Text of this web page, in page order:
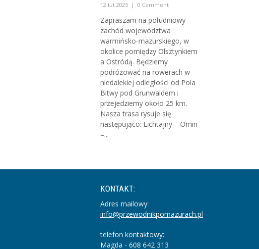
12 lut 2025 | 0 Comment
Zapraszam na południowy
zachód województwa
warmińsko-mazurskiego, w
okolice pomiędzy Olsztynkiem
a Ostródą. Będziemy
podróżować na rowerach w
niedalekiej odległości od Pola
Bitwy pod Grunwaldem i
przejedziemy około 25 km.
Nasza trasa rysuje się
następująco: Lichtajny – Omin
–...
KONTAKT:
Adres mailowy:
info@przewodnikpomazurach.pl
telefon kontaktowy:
Magda - 608 642 313